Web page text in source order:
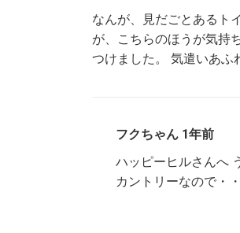
なんが、見だごとあるト
が、こちらのほうが気持
つけました。 気遣いあふ
フクちゃん 1年前
ハッピーヒルさんへ
カントリーなので・